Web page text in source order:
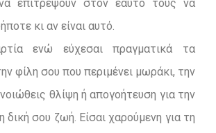
επιτρέψουν στον εαυτό τους να
κι αν είναι αυτό.
ενώ εύχεσαι πραγματικά τα
φίλη σου που περιμένει μωράκι, την
θλίψη ή απογοήτευση για την
δική σου ζωή. Είσαι χαρούμενη για τη